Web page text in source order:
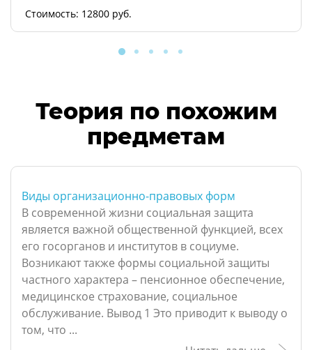
Стоимость: 12800 руб.
Теория по похожим
предметам
Виды организационно-правовых форм
В современной жизни социальная защита
является важной общественной функцией, всех
его госорганов и институтов в социуме.
Возникают также формы социальной защиты
частного характера – пенсионное обеспечение,
медицинское страхование, социальное
обслуживание. Вывод 1 Это приводит к выводу о
том, что ...